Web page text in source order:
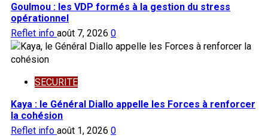
Goulmou : les VDP formés à la gestion du stress
opérationnel
Reflet info août 7, 2026 0
SECURITE
Kaya : le Général Diallo appelle les Forces à renforcer
la cohésion
Reflet info août 1, 2026 0